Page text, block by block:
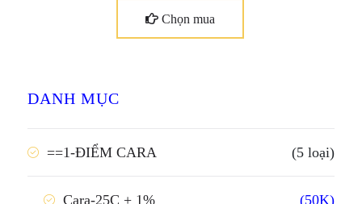
DANH MỤC
==1-ĐIỂM CARA (5 loại)
(50K)